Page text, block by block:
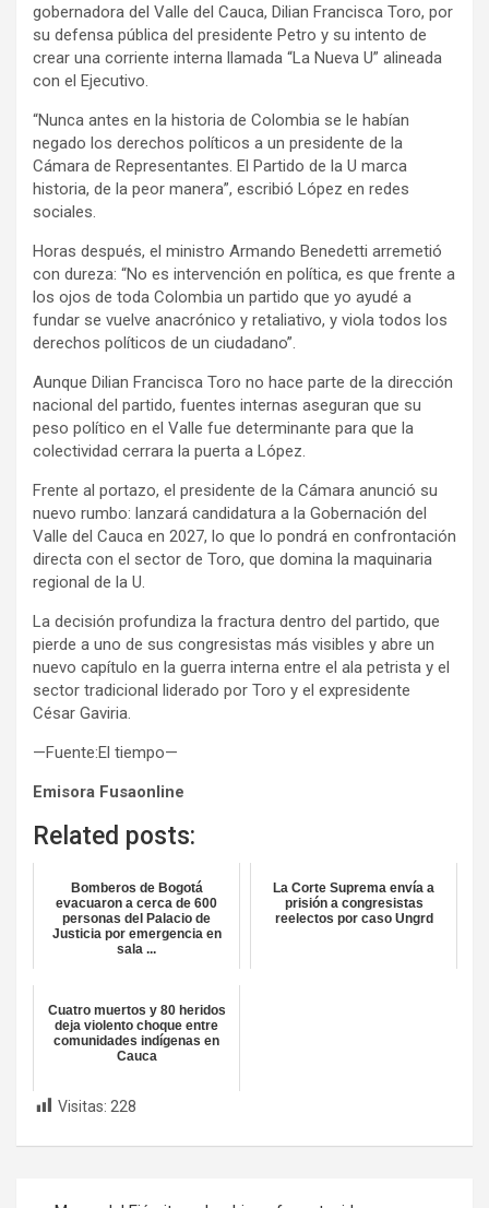
gobernadora del Valle del Cauca, Dilian Francisca Toro, por
su defensa pública del presidente Petro y su intento de
crear una corriente interna llamada “La Nueva U” alineada
con el Ejecutivo.
“Nunca antes en la historia de Colombia se le habían
negado los derechos políticos a un presidente de la
Cámara de Representantes. El Partido de la U marca
historia, de la peor manera”, escribió López en redes
sociales.
Horas después, el ministro Armando Benedetti arremetió
con dureza: “No es intervención en política, es que frente a
los ojos de toda Colombia un partido que yo ayudé a
fundar se vuelve anacrónico y retaliativo, y viola todos los
derechos políticos de un ciudadano”.
Aunque Dilian Francisca Toro no hace parte de la dirección
nacional del partido, fuentes internas aseguran que su
peso político en el Valle fue determinante para que la
colectividad cerrara la puerta a López.
Frente al portazo, el presidente de la Cámara anunció su
nuevo rumbo: lanzará candidatura a la Gobernación del
Valle del Cauca en 2027, lo que lo pondrá en confrontación
directa con el sector de Toro, que domina la maquinaria
regional de la U.
La decisión profundiza la fractura dentro del partido, que
pierde a uno de sus congresistas más visibles y abre un
nuevo capítulo en la guerra interna entre el ala petrista y el
sector tradicional liderado por Toro y el expresidente
César Gaviria.
—Fuente:El tiempo—
Emisora Fusaonline
Related posts:
Bomberos de Bogotá
evacuaron a cerca de 600
personas del Palacio de
Justicia por emergencia en
sala ...
La Corte Suprema envía a
prisión a congresistas
reelectos por caso Ungrd
Cuatro muertos y 80 heridos
deja violento choque entre
comunidades indígenas en
Cauca
Visitas: 228